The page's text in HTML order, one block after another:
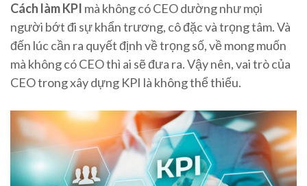
Cách làm KPI mà không có CEO dường như mọi
người bớt đi sự khẩn trương, cô đặc và trọng tâm. Và
đến lúc cần ra quyết định về trọng số, về mong muốn
mà không có CEO thì ai sẽ đưa ra. Vậy nên, vai trò của
CEO trong xây dựng KPI là không thể thiếu.